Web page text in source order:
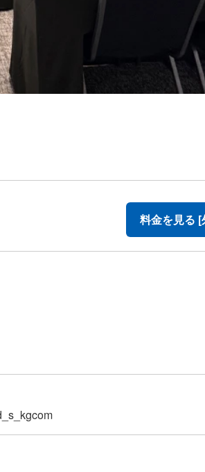
料金を見る [